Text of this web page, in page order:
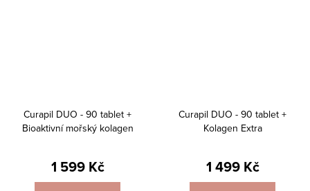
Curapil DUO - 90 tablet +
Bioaktivní mořský kolagen
1 599 Kč
Curapil DUO - 90 tablet +
Kolagen Extra
1 499 Kč